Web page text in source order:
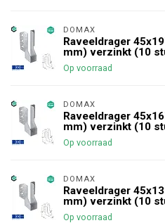
DOMAX
Raveeldrager
mm) verzinkt (10
Op voorraad
DOMAX
Raveeldrager
mm) verzinkt (10
Op voorraad
DOMAX
Raveeldrager
mm) verzinkt (10
Op voorraad